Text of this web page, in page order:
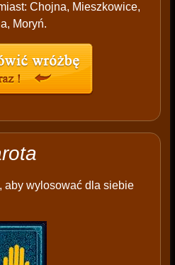
Chojna, Mieszkowice,
Moryń.
aby wylosować dla siebie